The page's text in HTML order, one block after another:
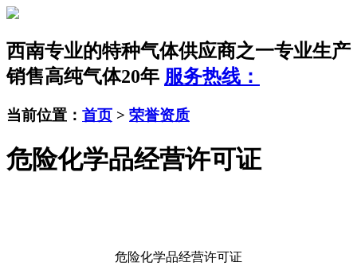
西南专业的特种气体供应商之一专业生产
销售高纯气体20年 服务热线：
当前位置： 首页 > 荣誉资质
危险化学品经营许可证
危险化学品经营许可证